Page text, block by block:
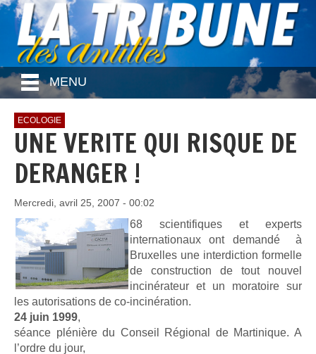
MENU
ECOLOGIE
UNE VERITE QUI RISQUE DE
DERANGER !
Mercredi, avril 25, 2007 - 00:02
68 scientifiques et experts
internationaux ont demandé à
Bruxelles une interdiction formelle
de construction de tout nouvel
incinérateur et un moratoire sur
les autorisations de co-incinération.
24 juin 1999,
séance plénière du Conseil Régional de Martinique. A
l’ordre du jour,